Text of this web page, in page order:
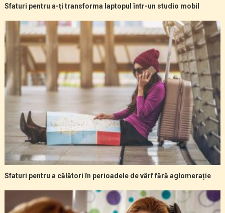
Sfaturi pentru a-ți transforma laptopul într-un studio mobil
Sfaturi pentru a călători în perioadele de vârf fără aglomerație